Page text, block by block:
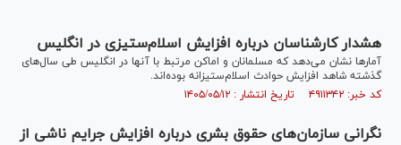
هشدار کارشناسان درباره افزایش اسلام‌ستیزی در انگلیس
آمار‌ها نشان می‌دهد که مسلمانان و اماکن مرتبط با آنها در انگلیس طی سال‌های
گذشته شاهد افزایش حوادث اسلام‌ستیزانه بوده‌اند.
کد خبر: ۴۹۱۱۳۴۲ تاریخ انتشار : ۱۴۰۵/۰۵/۱۲
نگرانی سازمان‌های حقوق بشری درباره افزایش جرایم ناشی از